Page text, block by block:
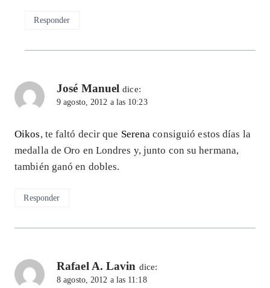
Responder
José Manuel dice:
9 agosto, 2012 a las 10:23
Oikos, te faltó decir que Serenaconsiguió estos días la
medalla de Oro en Londres y, junto con su hermana,
también ganó en dobles.
Responder
Rafael A. Lavin dice:
8 agosto, 2012 a las 11:18